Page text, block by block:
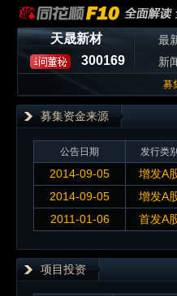
天晟新材
300169
最
新
募
募集资金来源
公告日期 发行类别
2014-09-05 增发A
2014-09-05
增发A
2011-01-06
首发A
项目投资